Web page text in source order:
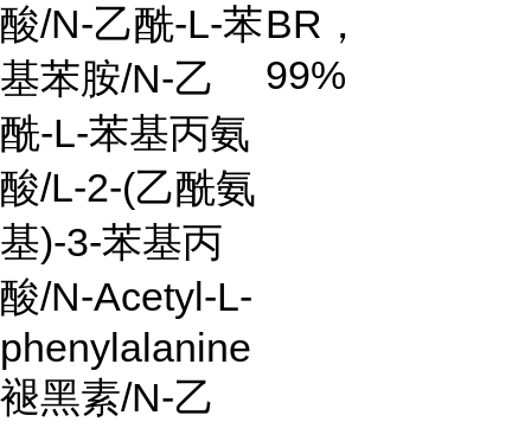
酸/N-乙酰-L-苯
基苯胺/N-乙
酰-L-苯基丙氨
酸/L-2-(乙酰氨
基)-3-苯基丙
酸/N-Acetyl-L-
phenylalanine
BR ，
99%
褪黑素/N-乙